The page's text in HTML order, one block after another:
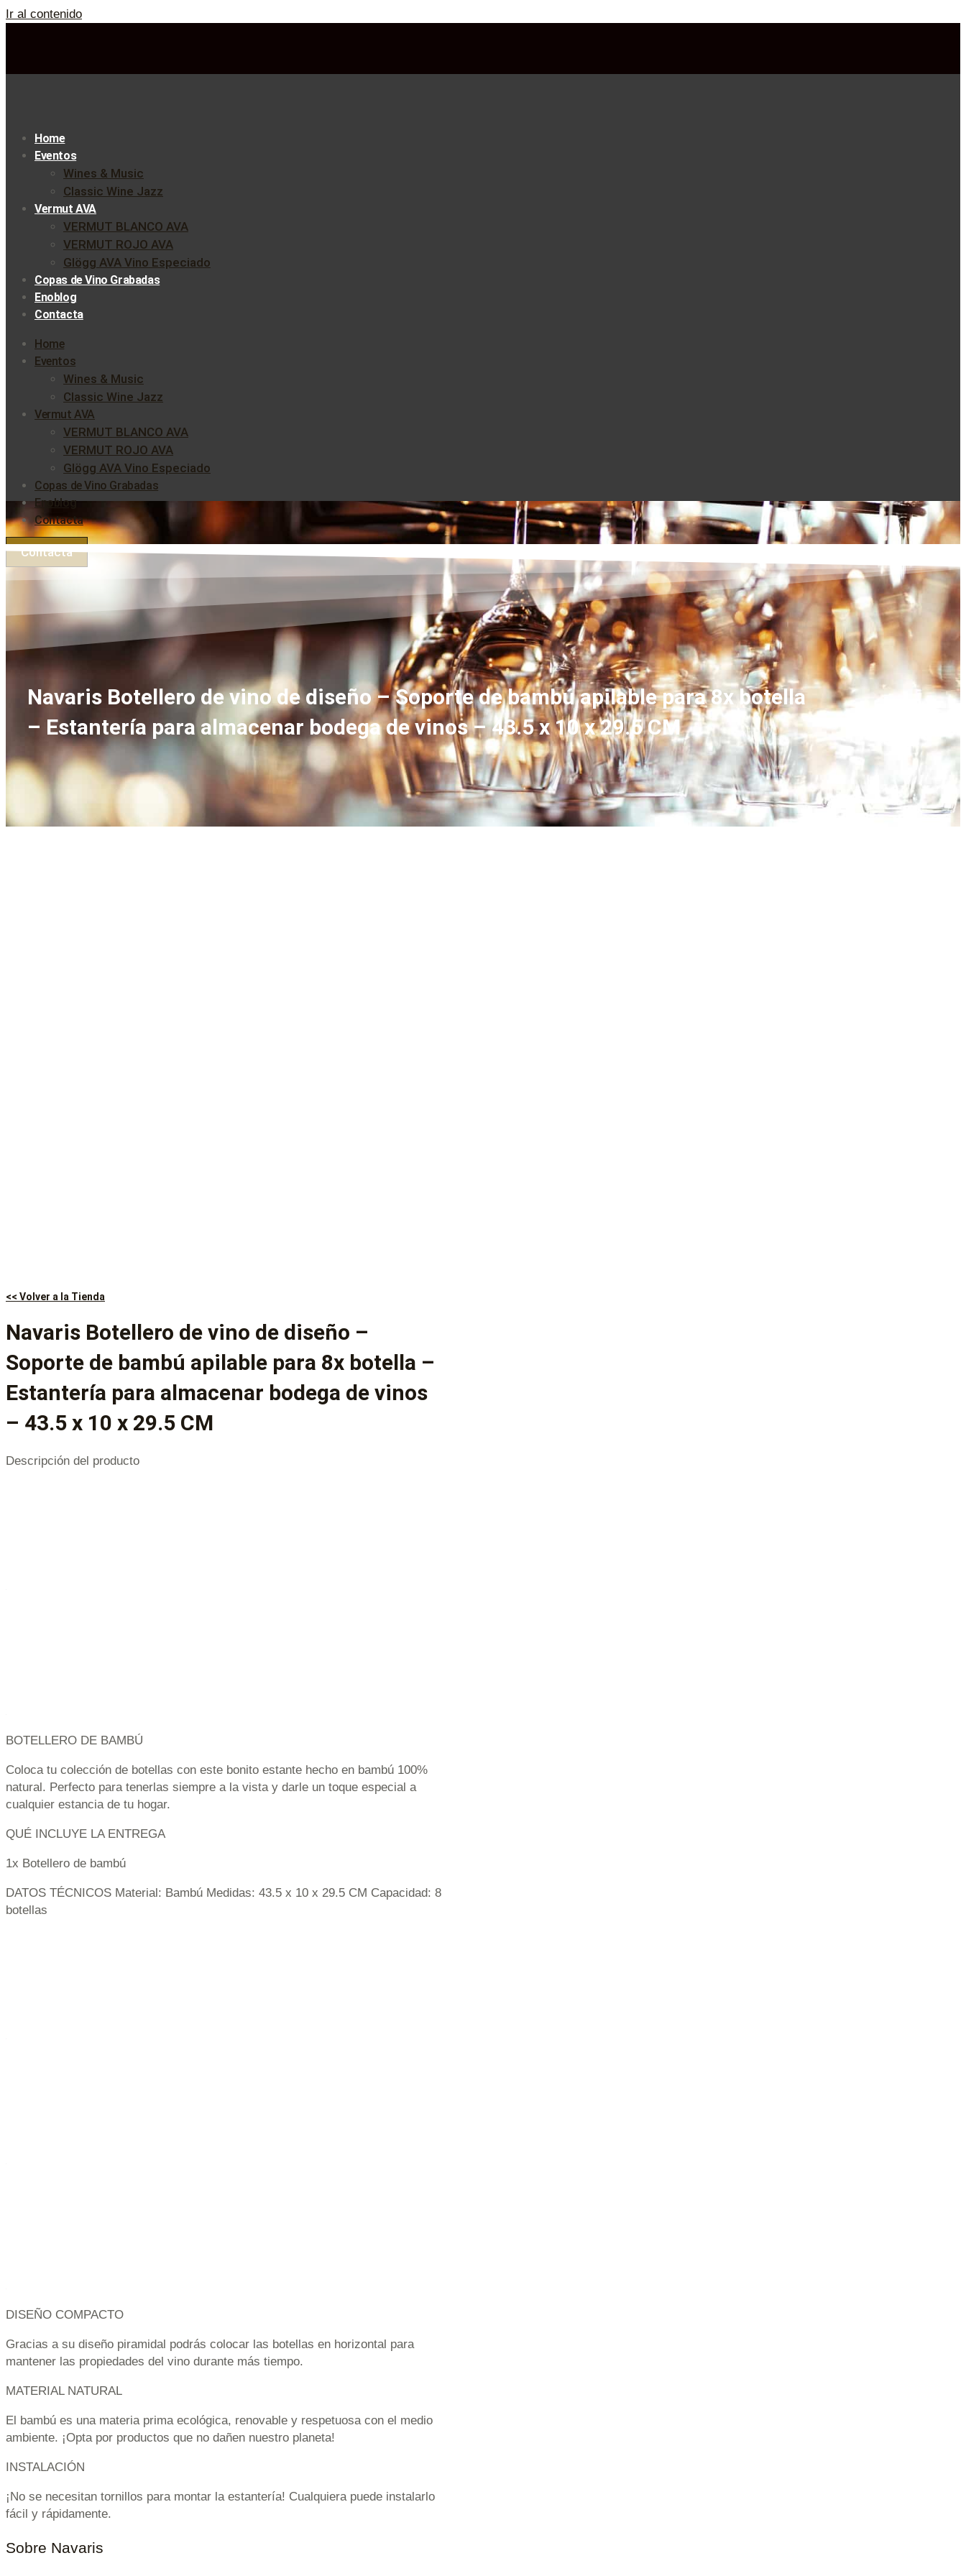
Ir al contenido
Home
Eventos
Wines & Music
Classic Wine Jazz
Vermut AVA
VERMUT BLANCO AVA
VERMUT ROJO AVA
Glögg AVA Vino Especiado
Copas de Vino Grabadas
Enoblog
Contacta
Home
Eventos
Wines & Music
Classic Wine Jazz
Vermut AVA
VERMUT BLANCO AVA
VERMUT ROJO AVA
Glögg AVA Vino Especiado
Copas de Vino Grabadas
Enoblog
Contacta
Contacta
Navaris Botellero de vino de diseño – Soporte de bambú apilable para 8x botella
– Estantería para almacenar bodega de vinos – 43.5 x 10 x 29.5 CM
<< Volver a la Tienda
Navaris Botellero de vino de diseño –
Soporte de bambú apilable para 8x botella –
Estantería para almacenar bodega de vinos
– 43.5 x 10 x 29.5 CM
Descripción del producto
BOTELLERO DE BAMBÚ
Coloca tu colección de botellas con este bonito estante hecho en bambú 100%
natural. Perfecto para tenerlas siempre a la vista y darle un toque especial a
cualquier estancia de tu hogar.
QUÉ INCLUYE LA ENTREGA
1x Botellero de bambú
DATOS TÉCNICOS Material: Bambú Medidas: 43.5 x 10 x 29.5 CM Capacidad: 8
botellas
DISEÑO COMPACTO
Gracias a su diseño piramidal podrás colocar las botellas en horizontal para
mantener las propiedades del vino durante más tiempo.
MATERIAL NATURAL
El bambú es una materia prima ecológica, renovable y respetuosa con el medio
ambiente. ¡Opta por productos que no dañen nuestro planeta!
INSTALACIÓN
¡No se necesitan tornillos para montar la estantería! Cualquiera puede instalarlo
fácil y rápidamente.
Sobre Navaris